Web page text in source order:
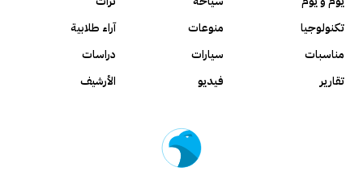
تكنولوجيا
منوعات
آراء طلابية
مناسبات
سيارات
دراسات
تقارير
فيديو الأرشيف